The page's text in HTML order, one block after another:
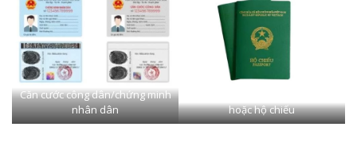
Căn cước công dân/chứng minh
nhân dân
hoặc hộ chiếu